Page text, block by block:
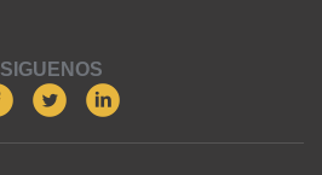
SIGUENOS